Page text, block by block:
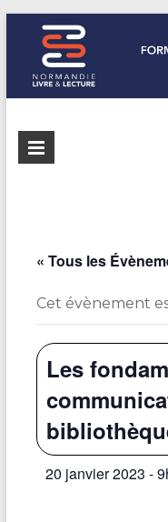
Formations
Normandie
Livre &
bibliothèques
« Tous les
Cet évènement
Les
20 janvier 2023 -